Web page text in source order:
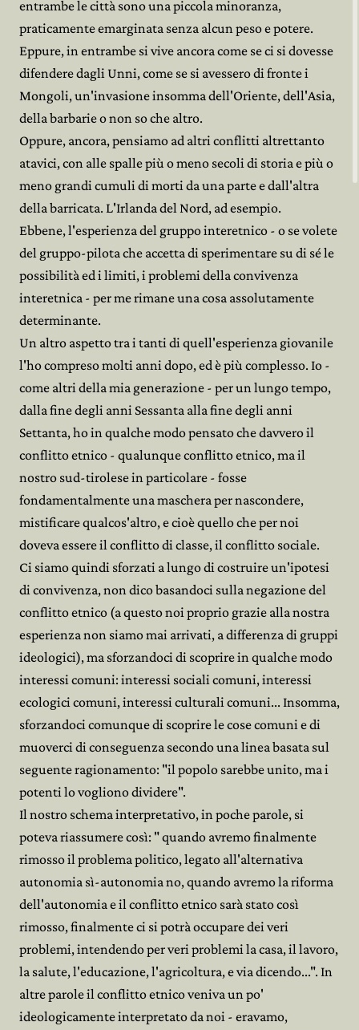
entrambe le città sono una piccola minoranza,
praticamente emarginata senza alcun peso e potere.
Eppure, in entrambe si vive ancora come se ci si dovesse
difendere dagli Unni, come se si avessero di fronte i
Mongoli, un'invasione insomma dell'Oriente, dell'Asia,
della barbarie o non so che altro.
Oppure, ancora, pensiamo ad altri conflitti altrettanto
atavici, con alle spalle più o meno secoli di storia e più o
meno grandi cumuli di morti da una parte e dall'altra
della barricata. L'Irlanda del Nord, ad esempio.
Ebbene, l'esperienza del gruppo interetnico - o se volete
del gruppo-pilota che accetta di sperimentare su di sé le
possibilità ed i limiti, i problemi della convivenza
interetnica - per me rimane una cosa assolutamente
determinante.
Un altro aspetto tra i tanti di quell'esperienza giovanile
l'ho compreso molti anni dopo, ed è più complesso. Io -
come altri della mia generazione - per un lungo tempo,
dalla fine degli anni Sessanta alla fine degli anni
Settanta, ho in qualche modo pensato che davvero il
conflitto etnico - qualunque conflitto etnico, ma il
nostro sud-tirolese in particolare - fosse
fondamentalmente una maschera per nascondere,
mistificare qualcos'altro, e cioè quello che per noi
doveva essere il conflitto di classe, il conflitto sociale.
Ci siamo quindi sforzati a lungo di costruire un'ipotesi
di convivenza, non dico basandoci sulla negazione del
conflitto etnico (a questo noi proprio grazie alla nostra
esperienza non siamo mai arrivati, a differenza di gruppi
ideologici), ma sforzandoci di scoprire in qualche modo
interessi comuni: interessi sociali comuni, interessi
ecologici comuni, interessi culturali comuni... Insomma,
sforzandoci comunque di scoprire le cose comuni e di
muoverci di conseguenza secondo una linea basata sul
seguente ragionamento: "il popolo sarebbe unito, ma i
potenti lo vogliono dividere".
Il nostro schema interpretativo, in poche parole, si
poteva riassumere così: " quando avremo finalmente
rimosso il problema politico, legato all'alternativa
autonomia sì-autonomia no, quando avremo la riforma
dell'autonomia e il conflitto etnico sarà stato così
rimosso, finalmente ci si potrà occupare dei veri
problemi, intendendo per veri problemi la casa, il lavoro,
la salute, l'educazione, l'agricoltura, e via dicendo...". In
altre parole il conflitto etnico veniva un po'
ideologicamente interpretato da noi - eravamo,